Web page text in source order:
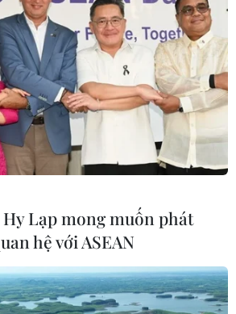
Hy Lạp mong muốn phát
hệ với ASEAN